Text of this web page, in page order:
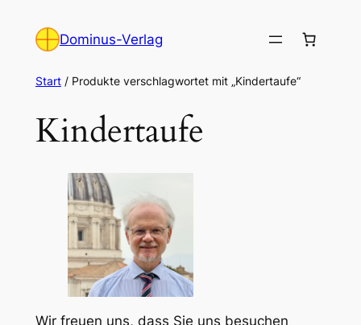
Inhalt
Dominus-Verlag
Start/ Produkte verschlagwortet mit „Kindertaufe“
Kindertaufe
Wir freuen uns, dass Sie uns besuchen